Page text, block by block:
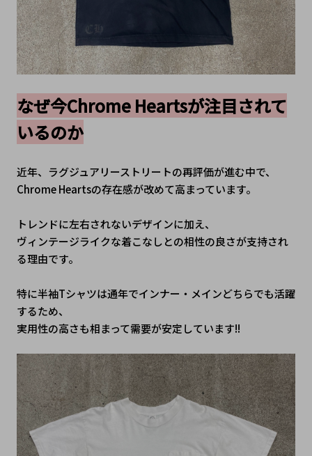
なぜ今Chrome Heartsが注目されて
いるのか
近年、ラグジュアリーストリートの再評価が進む中で、
Chrome Heartsの存在感が改めて高まっています。
トレンドに左右されないデザインに加え、
ヴィンテージライクな着こなしとの相性の良さが支持され
る理由です。
特に半袖Tシャツは通年でインナー・メインどちらでも活躍
するため、
実用性の高さも相まって需要が安定しています!!